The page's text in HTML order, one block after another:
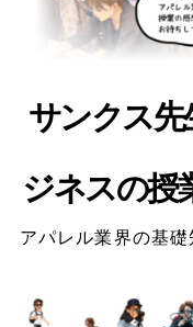
サンクス
ジネスの授
アパレル業界の基